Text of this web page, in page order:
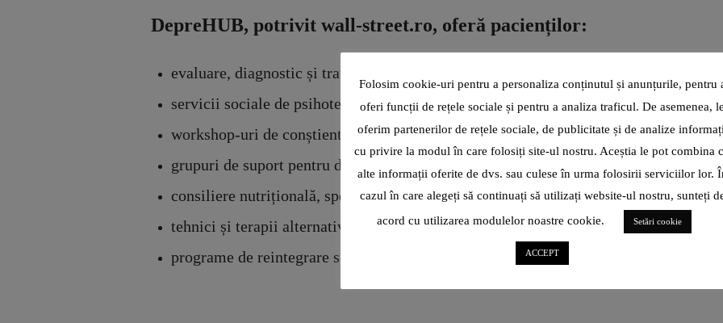
DepreHUB, potrivit wall-street.ro, oferă pacienților:
evaluare, diagnostic și tratament online și face to face;
servicii sociale de psihoterapie gratuită;
workshop-uri de conștientizare și prevenția recidivei;
grupuri de suport pentru depresie, anxietate, atacuri de panică;
consiliere nutrițională, sportivă, juridică, vocațională;
tehnici și terapii alternative;
programe de reintegrare socio-profesională.
Folosim cookie-uri pentru a personaliza conținutul și anunțurile, pentru
oferi funcții de rețele sociale și pentru a analiza traficul. De asemenea,
oferim partenerilor de rețele sociale, de publicitate și de analize
cu privire la modul în care folosiți site-ul nostru. Aceștia le pot combina
alte informații oferite de dvs. sau culese în urma folosirii serviciilor lor.
cazul în care alegeți să continuați să utilizați website-ul nostru, sunteți
acord cu utilizarea modulelor noastre cookie.
Setări cookie
ACCEPT